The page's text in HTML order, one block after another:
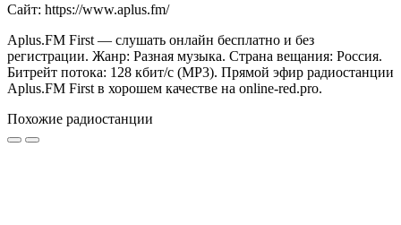
Сайт: https://www.aplus.fm/
Aplus.FM First — слушать онлайн бесплатно и без
регистрации. Жанр: Разная музыка. Страна вещания: Россия.
Битрейт потока: 128 кбит/с (MP3). Прямой эфир радиостанции
Aplus.FM First в хорошем качестве на online-red.pro.
Похожие радиостанции